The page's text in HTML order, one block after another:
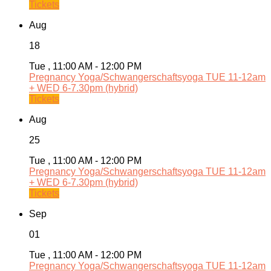
Tickets
Aug
18
Tue , 11:00 AM - 12:00 PM
Pregnancy Yoga/Schwangerschaftsyoga TUE 11-12am
+ WED 6-7.30pm (hybrid)
Tickets
Aug
25
Tue , 11:00 AM - 12:00 PM
Pregnancy Yoga/Schwangerschaftsyoga TUE 11-12am
+ WED 6-7.30pm (hybrid)
Tickets
Sep
01
Tue , 11:00 AM - 12:00 PM
Pregnancy Yoga/Schwangerschaftsyoga TUE 11-12am